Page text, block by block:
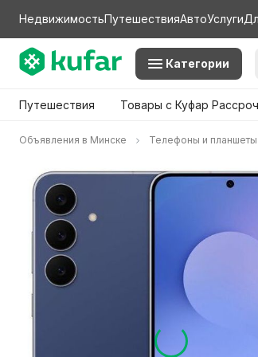
НедвижимостьПутешествияАвтоУслуги
Категории
Путешествия Товары с Куфар
Объявления в Минске Телефоны и планшеты